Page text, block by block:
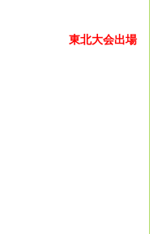
東北大会出場